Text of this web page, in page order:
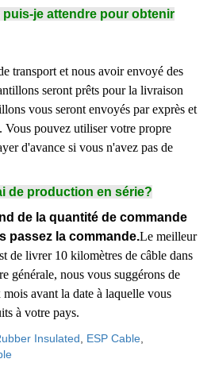
puis-je attendre pour obtenir
transport et nous avoir envoyé des
seront prêts pour la livraison
vous seront envoyés par exprès et
Vous pouvez utiliser votre propre
d'avance si vous n'avez pas de
de production en série?
de la quantité de commande
passez la commande.Le meilleur
de livrer 10 kilomètres de câble dans
générale, nous vous suggérons de
avant la date à laquelle vous
à votre pays.
Insulated ESP Cable